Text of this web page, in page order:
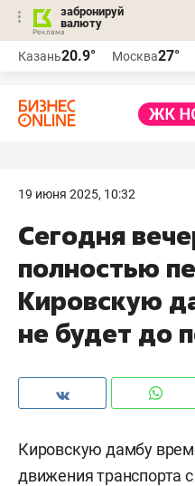
забронируй
валюту
Казань20.9° Москва27°
19 июня 2025, 10:32
Сегодня
полностью
Кировскую
не будет до
Кировскую дамбу
движения транспорта